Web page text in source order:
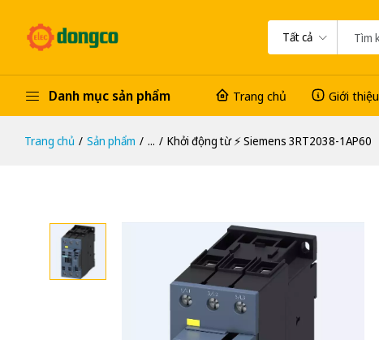
Tất cả
Danh mục sản phẩm Trang chủ Giới thiệu
Trang chủ Sản phẩm ... Khởi động từ ⚡️ Siemens 3RT2038-1AP60